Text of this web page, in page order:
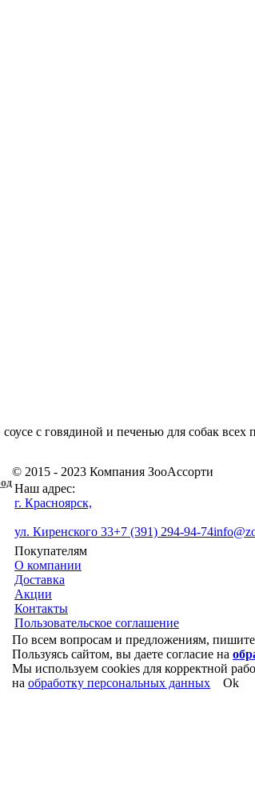
с говядиной и печенью для собак всех
© 2015 - 2023 Компания ЗооАссорти
Наш адрес:
г. Красноярск,
ул. Киренского 33+7 (391) 294-94-74
Покупателям
О компании
Доставка
Акции
Контакты
Пользовательское соглашение
По всем вопросам и предложениям,
Пользуясь сайтом, вы даете согласие на
Мы используем cookies для корректной
на обработку персональных данных Ok